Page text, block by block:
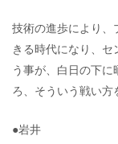
技術の進歩により、
きる時代になり、
う事が、白日の下
ろ、そういう戦い方
●岩井